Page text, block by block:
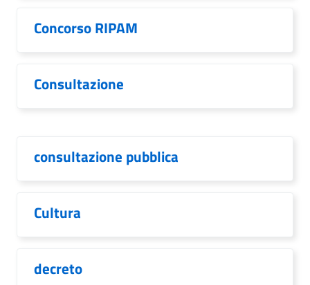
Concorso RIPAM
Consultazione
consultazione pubblica
Cultura
decreto